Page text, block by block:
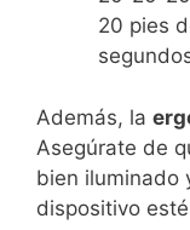
20 pies
Además, la
Asegúrate de
bien iluminado
dispositivo